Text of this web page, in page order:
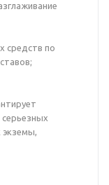
средств по
экземы,